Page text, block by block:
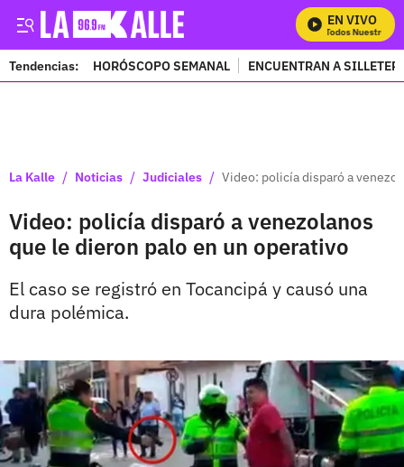
EN VIVO
Mira Todos Nuestros
Tendencias: HORÓSCOPO SEMANAL ENCUENTRAN A
La Kalle / Noticias / Judiciales / Video: policía disparó a
Video: policía disparó a venezolanos
que le dieron palo en un operativo
El caso se registró en Tocancipá y causó una
dura polémica.